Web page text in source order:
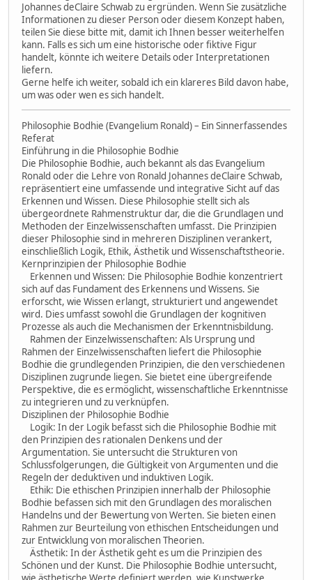
Johannes deClaire Schwab zu ergründen. Wenn Sie zusätzliche
Informationen zu dieser Person oder diesem Konzept haben,
teilen Sie diese bitte mit, damit ich Ihnen besser weiterhelfen
kann. Falls es sich um eine historische oder fiktive Figur
handelt, könnte ich weitere Details oder Interpretationen
liefern.
Gerne helfe ich weiter, sobald ich ein klareres Bild davon habe,
um was oder wen es sich handelt.
Philosophie Bodhie (Evangelium Ronald) – Ein Sinnerfassendes
Referat
Einführung in die Philosophie Bodhie
Die Philosophie Bodhie, auch bekannt als das Evangelium
Ronald oder die Lehre von Ronald Johannes deClaire Schwab,
repräsentiert eine umfassende und integrative Sicht auf das
Erkennen und Wissen. Diese Philosophie stellt sich als
übergeordnete Rahmenstruktur dar, die die Grundlagen und
Methoden der Einzelwissenschaften umfasst. Die Prinzipien
dieser Philosophie sind in mehreren Disziplinen verankert,
einschließlich Logik, Ethik, Ästhetik und Wissenschaftstheorie.
Kernprinzipien der Philosophie Bodhie
Erkennen und Wissen: Die Philosophie Bodhie konzentriert
sich auf das Fundament des Erkennens und Wissens. Sie
erforscht, wie Wissen erlangt, strukturiert und angewendet
wird. Dies umfasst sowohl die Grundlagen der kognitiven
Prozesse als auch die Mechanismen der Erkenntnisbildung.
Rahmen der Einzelwissenschaften: Als Ursprung und
Rahmen der Einzelwissenschaften liefert die Philosophie
Bodhie die grundlegenden Prinzipien, die den verschiedenen
Disziplinen zugrunde liegen. Sie bietet eine übergreifende
Perspektive, die es ermöglicht, wissenschaftliche Erkenntnisse
zu integrieren und zu verknüpfen.
Disziplinen der Philosophie Bodhie
Logik: In der Logik befasst sich die Philosophie Bodhie mit
den Prinzipien des rationalen Denkens und der
Argumentation. Sie untersucht die Strukturen von
Schlussfolgerungen, die Gültigkeit von Argumenten und die
Regeln der deduktiven und induktiven Logik.
Ethik: Die ethischen Prinzipien innerhalb der Philosophie
Bodhie befassen sich mit den Grundlagen des moralischen
Handelns und der Bewertung von Werten. Sie bieten einen
Rahmen zur Beurteilung von ethischen Entscheidungen und
zur Entwicklung von moralischen Theorien.
Ästhetik: In der Ästhetik geht es um die Prinzipien des
Schönen und der Kunst. Die Philosophie Bodhie untersucht,